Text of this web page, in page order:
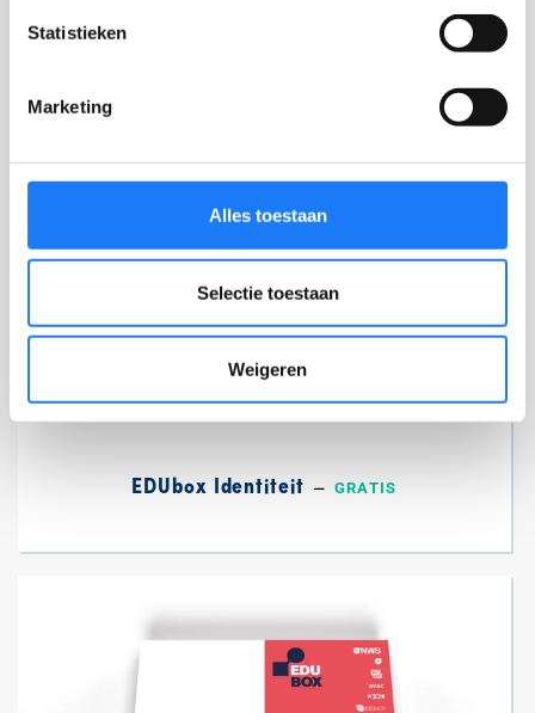
Statistieken
Marketing
Alles toestaan
Selectie toestaan
Weigeren
EDUbox Identiteit — NORMALE PRIJS
GRATIS